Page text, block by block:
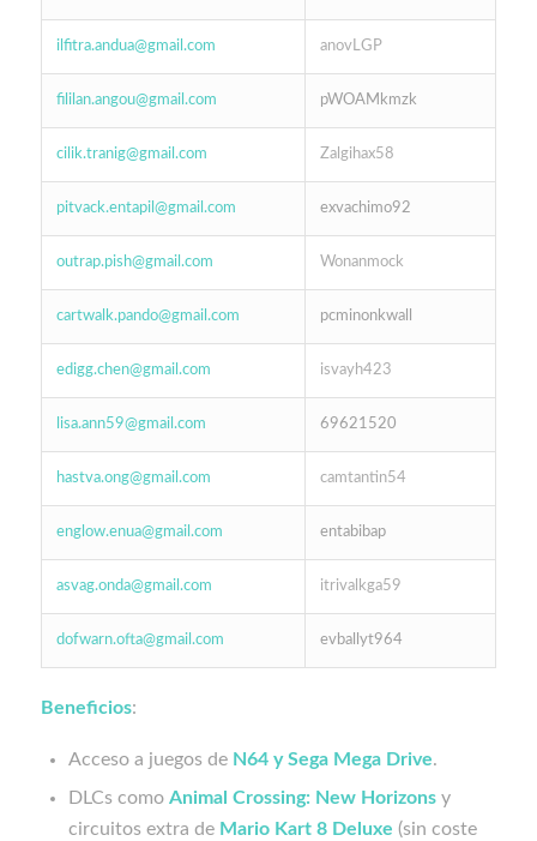
ilfitra.andua@gmail.com anovLGP
fililan.angou@gmail.com pWOAMkmzk
cilik.tranig@gmail.com Zalgihax58
pitvack.entapil@gmail.com exvachimo92
outrap.pish@gmail.com Wonanmock
cartwalk.pando@gmail.com pcminonkwall
edigg.chen@gmail.com isvayh423
lisa.ann59@gmail.com 69621520
hastva.ong@gmail.com camtantin54
englow.enua@gmail.com entabibap
asvag.onda@gmail.com itrivalkga59
dofwarn.ofta@gmail.com evballyt964
Beneficios:
Acceso a juegos de N64 y Sega Mega Drive.
DLCs como Animal Crossing: New Horizonsy
circuitos extra de Mario Kart 8 Deluxe (sin coste